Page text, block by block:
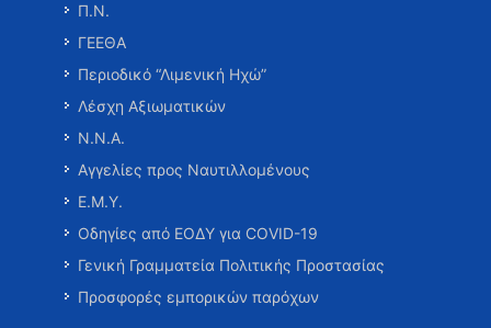
Π.Ν.
ΓΕΕΘΑ
Περιοδικό “Λιμενική Ηχώ”
Λέσχη Αξιωματικών
Ν.Ν.Α.
Αγγελίες προς Ναυτιλλομένους
Ε.Μ.Υ.
Οδηγίες από ΕΟΔΥ για COVID-19
Γενική Γραμματεία Πολιτικής Προστασίας
Προσφορές εμπορικών παρόχων